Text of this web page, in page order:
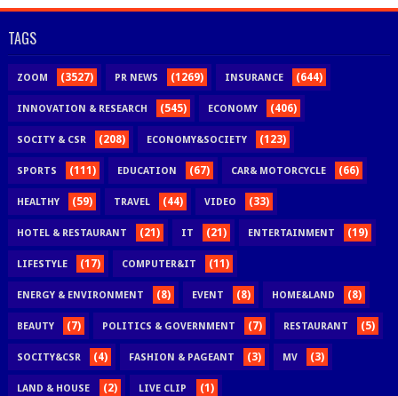
TAGS
ZOOM (3527) PR NEWS (1269) INSURANCE (644)
INNOVATION & RESEARCH (545) ECONOMY (406)
SOCITY & CSR (208) ECONOMY&SOCIETY (123)
SPORTS (111) EDUCATION (67) CAR& MOTORCYCLE (66)
HEALTHY (59) TRAVEL (44) VIDEO (33)
HOTEL & RESTAURANT (21) IT (21) ENTERTAINMENT (19)
LIFESTYLE (17) COMPUTER&IT (11)
ENERGY & ENVIRONMENT (8) EVENT (8) HOME&LAND (8)
BEAUTY (7) POLITICS & GOVERNMENT (7) RESTAURANT (5)
SOCITY&CSR (4) FASHION & PAGEANT (3) MV (3)
LAND & HOUSE (2) LIVE CLIP (1)